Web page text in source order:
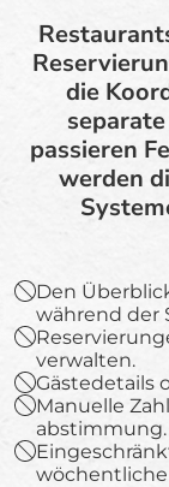
die
passieren
werden
Den
während der
verwalten.
Gästedetails
Manuelle
abstimmung.